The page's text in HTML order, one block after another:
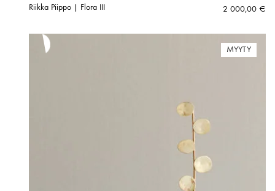
Riikka Piippo | Flora III 2 000,00 €
MYYTY